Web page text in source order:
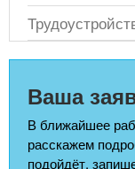
Ваша
В ближайшее
расскажем
подойдёт,